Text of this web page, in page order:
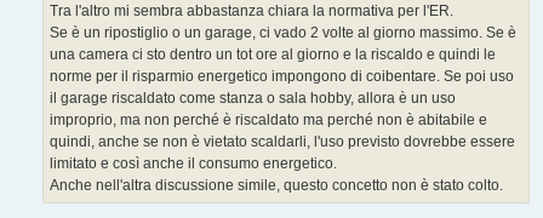
Tra l'altro mi sembra abbastanza chiara la normativa per l'ER.
Se è un ripostiglio o un garage, ci vado 2 volte al giorno massimo. Se è
una camera ci sto dentro un tot ore al giorno e la riscaldo e quindi le
norme per il risparmio energetico impongono di coibentare. Se poi uso
il garage riscaldato come stanza o sala hobby, allora è un uso
improprio, ma non perché è riscaldato ma perché non è abitabile e
quindi, anche se non è vietato scaldarli, l'uso previsto dovrebbe essere
limitato e così anche il consumo energetico.
Anche nell'altra discussione simile, questo concetto non è stato colto.